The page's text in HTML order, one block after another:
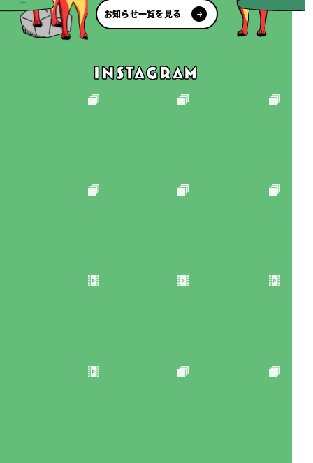
お知らせ一覧を見る
instagram